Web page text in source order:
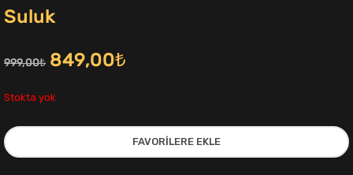
Suluk
999,00₺ Orijinal
fiyat:
999,00₺.
849,00₺
fiyat:
849,00₺.
Stokta yok
FAVORILERE EKLE